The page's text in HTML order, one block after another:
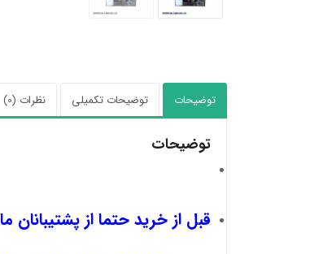
توضیحات توضیحات تکمیلی نظرات (0)
توضیحات
قبل از خرید حتما از پشتیبانان